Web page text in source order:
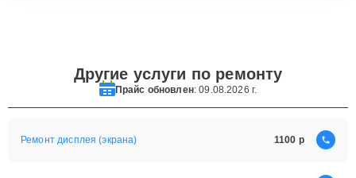
Другие услуги по ремонту
Прайс обновлен: 09.08.2026 г.
Ремонт дисплея (экрана) 1100